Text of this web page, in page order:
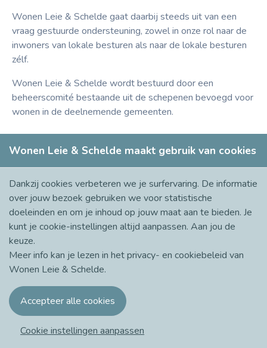
Wonen Leie & Schelde gaat daarbij steeds uit van een
vraag gestuurde ondersteuning, zowel in onze rol naar de
inwoners van lokale besturen als naar de lokale besturen
zélf.
Wonen Leie & Schelde wordt bestuurd door een
beheerscomité bestaande uit de schepenen bevoegd voor
wonen in de deelnemende gemeenten.
Cookie consent
Wonen Leie & Schelde maakt gebruik van cookies
Dankzij cookies verbeteren we je surfervaring. De informatie
over jouw bezoek gebruiken we voor statistische
doeleinden en om je inhoud op jouw maat aan te bieden. Je
kunt je cookie-instellingen altijd aanpassen. Aan jou de
keuze.
Meer info kan je lezen in hetprivacy- en cookiebeleid van
Wonen Leie & Schelde.
Cookie instellingen aanpassen